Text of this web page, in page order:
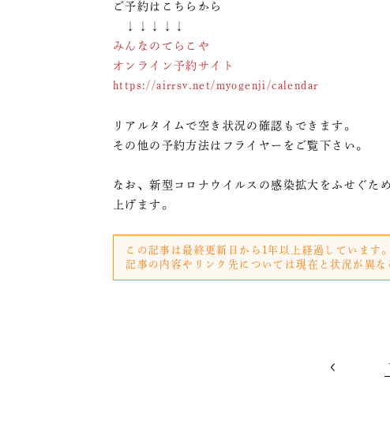
ご予約はこちらから
↓↓↓↓↓
みんなのてらこや
オンライン予約サイト
https://airrsv.net/myogenji/calendar
リアルタイムで空き状況の確認もできます。
その他の予約方法はフライヤーをご覧下さい。
なお、新型コロナウイルスの感染拡大をふせぐた
上げます。
この記事は最終更新日から1年以上経過しています。
記事の内容やリンク先については現在と状況が異